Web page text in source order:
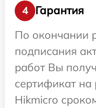
4
Гарантия
По окончании
подписания
работ Вы
сертификат на
Hikmicro